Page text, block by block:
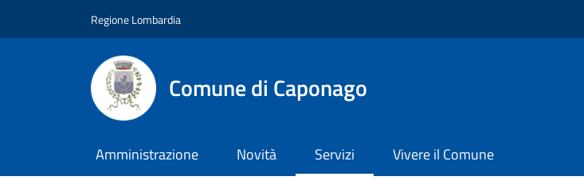
Regione Lombardia
Comune di Caponago
Amministrazione Novità Servizi Vivere il Comune